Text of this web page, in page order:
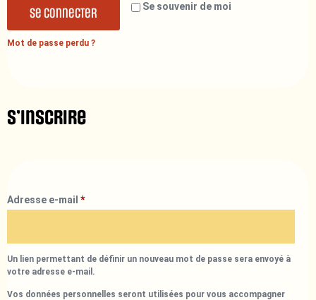
Se souvenir de moi
Se connecter
Mot de passe perdu ?
S’inscrire
Adresse e-mail *
Un lien permettant de définir un nouveau mot de passe sera envoyé à
votre adresse e-mail.
Vos données personnelles seront utilisées pour vous accompagner